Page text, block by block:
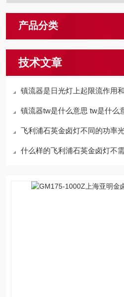
产品分类
技术文章
镇流器是日光灯上起限流作用
镇流器tw是什么意思 tw是什么
飞利浦石英金卤灯不同的功率
什么样的飞利浦石英金卤灯不